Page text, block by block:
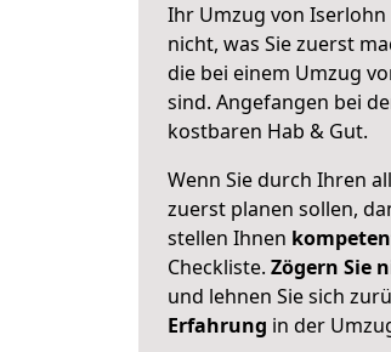
Ihr Umzug von Iserlohn
nicht, was Sie zuerst
die bei einem Umzug
sind. Angefangen bei
kostbaren Hab & Gut.
Wenn Sie durch Ihren
zuerst planen sollen,
stellen Ihnen
Checkliste. Zögern Sie
und lehnen Sie sich
Erfahrung in der